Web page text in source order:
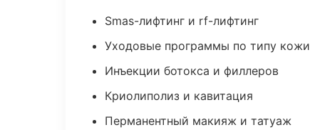
Smas-лифтинг и rf-лифтинг
Уходовые программы по типу кожи
Инъекции ботокса и филлеров
Криолиполиз и кавитация
Перманентный макияж и татуаж